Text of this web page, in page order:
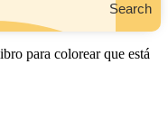
Search
para colorear que está